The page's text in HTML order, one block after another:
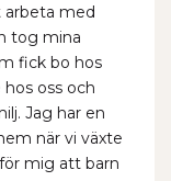
arbeta med
tog mina
fick bo hos
oss och
Jag har en
när vi växte
mig att barn